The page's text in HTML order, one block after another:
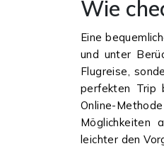
Wie
Eine
und unter
Flugreise,
perfekten Trip
Online-
Möglichkeiten
leichter den